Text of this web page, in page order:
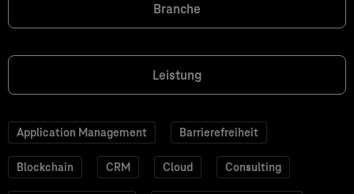
Branche
Leistung
Application Management Barrierefreiheit
Blockchain CRM Cloud Consulting